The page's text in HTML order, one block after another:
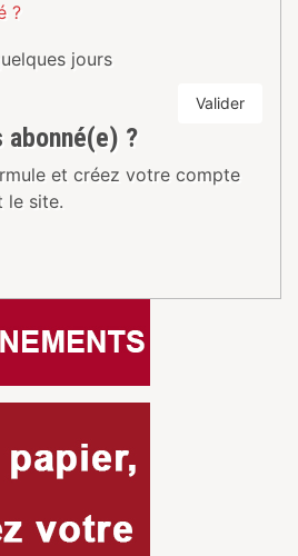
?
jours
Valider
abonné(e) ?
et créez votre compte
le site.